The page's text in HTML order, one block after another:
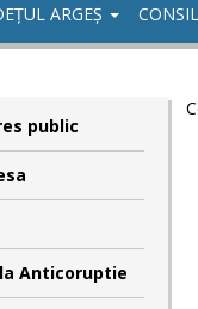
ARGEȘ
public
Anticoruptie